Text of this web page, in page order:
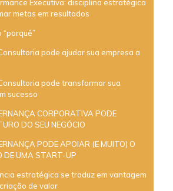
Executiva: disciplina estratégica
metas em resultados
“porquê”
pode ajudar sua empresa a
pode transformar sua
sucesso
CORPORATIVA PODE
DO SEU NEGÓCIO
PODE APOIAR (E MUITO) O
DE UMA START-UP
estratégica se traduz em vantagem
de valor